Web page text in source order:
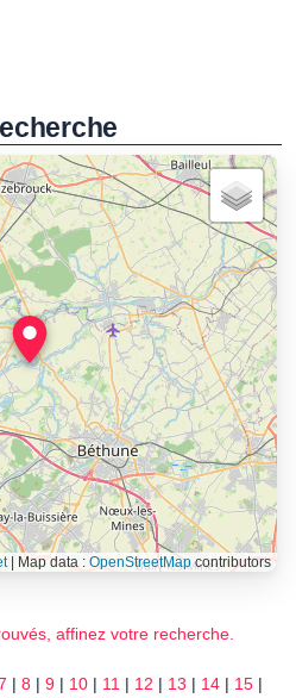
Map data : OpenStreetMapcontributors
affinez votre recherche.
| 8 | 9 | 10 | 11 | 12 | 13 | 14 | 15 |